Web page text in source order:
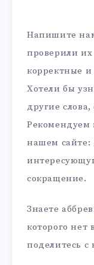
Напишите
проверили
корректные
Хотели бы
другие
Рекомендуем
нашем сайте:
сокращение.
Знаете
которого нет
поделитесь с